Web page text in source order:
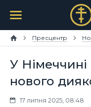
Пресцентр
У
нового
17 липня 2025, 08:48